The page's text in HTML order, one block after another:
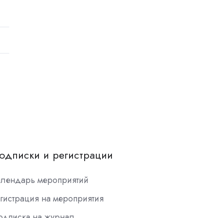
и регистрации
мероприятий
на мероприятия